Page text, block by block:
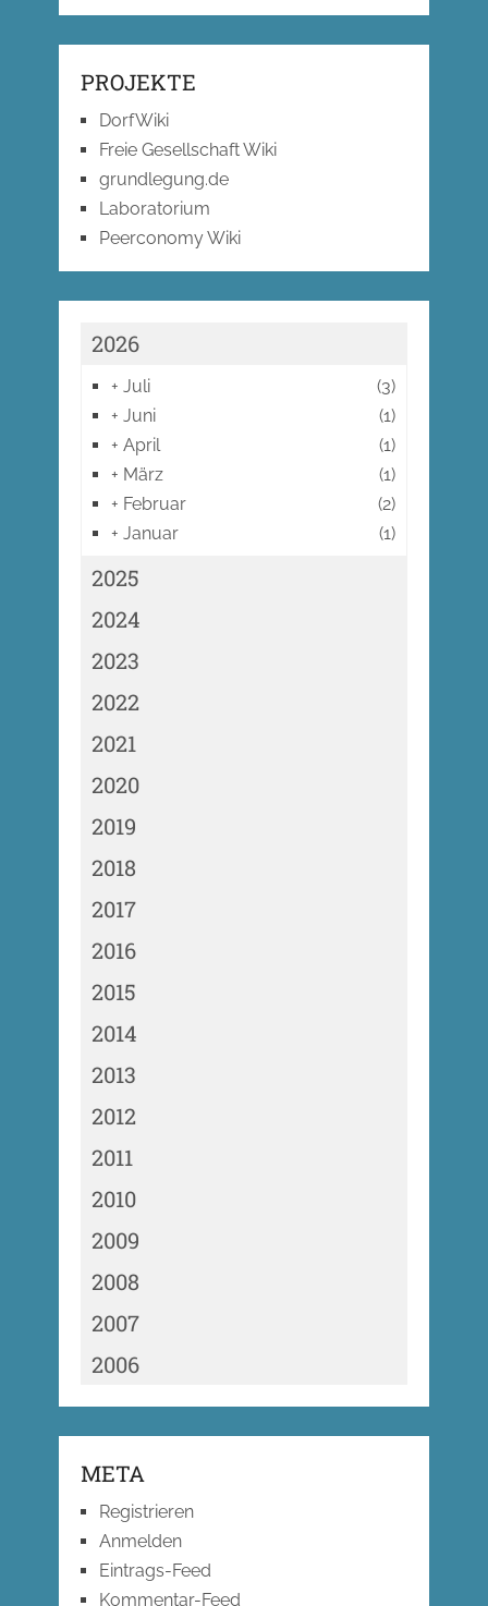
PROJEKTE
DorfWiki
Freie Gesellschaft Wiki
grundlegung.de
Laboratorium
Peerconomy Wiki
2026
+ Juli
(3)
+ Juni
(1)
+ April
(1)
+ März
(1)
+ Februar
(2)
+ Januar (1)
2025
2024
2023
2022
2021
2020
2019
2018
2017
2016
2015
2014
2013
2012
2011
2010
2009
2008
2007
2006
META
Registrieren
Anmelden
Eintrags-Feed
Kommentar-Feed